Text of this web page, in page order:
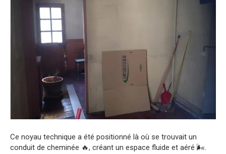
Ce noyau technique a été positionné là où se trouvait un
conduit de cheminée 🔥, créant un espace fluide et aéré 🌬️.